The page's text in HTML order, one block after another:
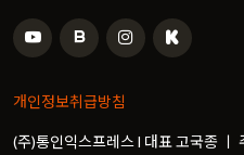
개인정보취급방침
(주)통인익스프레스 l 대표 고국종 ㅣ